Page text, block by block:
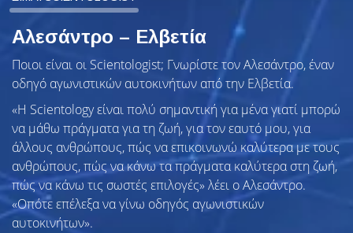
Αλεσάντρο – Ελβετία
Ποιοι είναι οι Scientologist; Γνωρίστε τον Αλεσάντρο, έναν
οδηγό αγωνιστικών αυτοκινήτων από την Ελβετία.
«Η Scientology είναι πολύ σημαντική για μένα γιατί μπορώ
να μάθω πράγματα για τη ζωή, για τον εαυτό μου, για
άλλους ανθρώπους, πώς να επικοινωνώ καλύτερα με τους
ανθρώπους, πώς να κάνω τα πράγματα καλύτερα στη ζωή,
πώς να κάνω τις σωστές επιλογές» λέει ο Αλεσάντρο.
«Οπότε επέλεξα να γίνω οδηγός αγωνιστικών
αυτοκινήτων».